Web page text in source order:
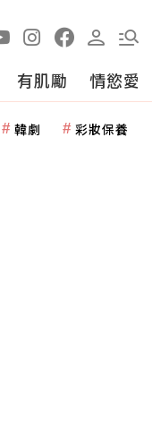
有肌勵 情慾愛
韓劇 彩妝保養